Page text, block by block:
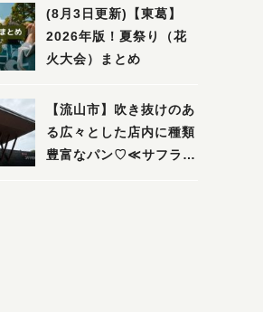
ビュー
(8月3日更新)【東葛】
2026年版！夏祭り（花
火大会）まとめ
【流山市】吹き抜けのあ
る広々とした店内に種類
豊富なパン♡≪サフラン